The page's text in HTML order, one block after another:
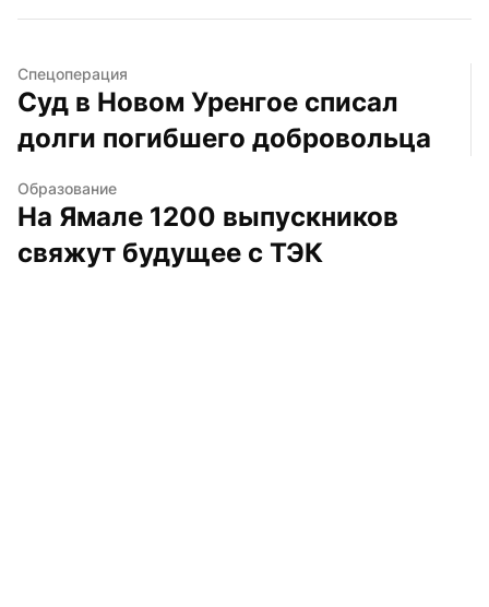
Спецоперация
Суд в Новом Уренгое списал
долги погибшего добровольца
Образование
На Ямале 1200 выпускников
свяжут будущее с ТЭК